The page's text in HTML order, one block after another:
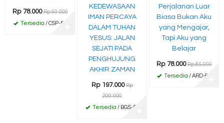
Rp 78.000 Rp 90.000
Tersedia / CSP-57
KEDEWASAAN
IMAN PERCAYA
DALAM TUHAN
YESUS: JALAN
SEJATI PADA
PENGHUJUNG
AKHIR ZAMAN
Rp 197.000 Rp
200.000
Tersedia / BGS-57
Perjalanan Luar
Biasa Bukan Aku
yang Mengajar,
Tapi Aku yang
Belajar
Rp 78.000 Rp 85.000
Tersedia / ARD-84